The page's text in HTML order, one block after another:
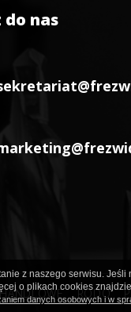
do nas
RODO
z naszego serwisu.
o plikach cookies
danych osobowych i w